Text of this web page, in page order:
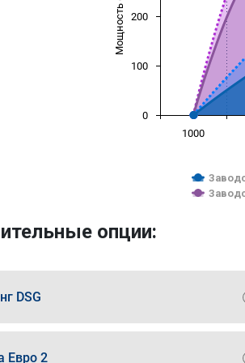
Мощность (л/с)
1000
0
100
200
опции:
DSG
Евро 2